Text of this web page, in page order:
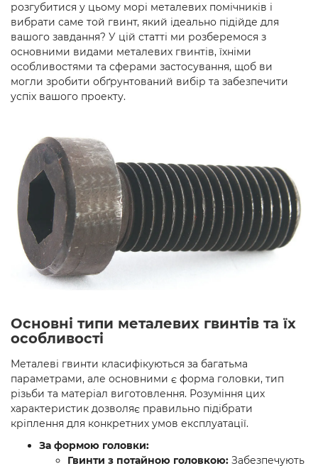
розгубитися у цьому морі металевих помічників і
вибрати саме той гвинт, який ідеально підійде для
вашого завдання? У цій статті ми розберемося з
основними видами металевих гвинтів, їхніми
особливостями та сферами застосування, щоб ви
могли зробити обґрунтований вибір та забезпечити
успіх вашого проекту.
Основні типи металевих гвинтів та їх
особливості
Металеві гвинти класифікуються за багатьма
параметрами, але основними є форма головки, тип
різьби та матеріал виготовлення. Розуміння цих
характеристик дозволяє правильно підібрати
кріплення для конкретних умов експлуатації.
За формою головки:
Гвинти з потайною головкою: Забезпечують